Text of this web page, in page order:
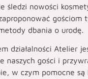
śledzi nowości
gościom
dbania o urodę.
działalności Atelier
naszych gości i
w czym pomocne są